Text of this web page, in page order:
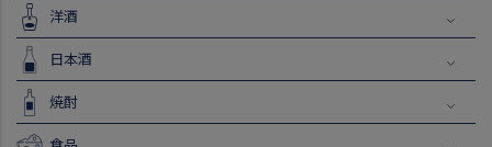
洋酒
日本酒
焼酎